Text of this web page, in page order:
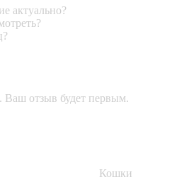
актуально?
Ваш отзыв будет первым.
Кошки